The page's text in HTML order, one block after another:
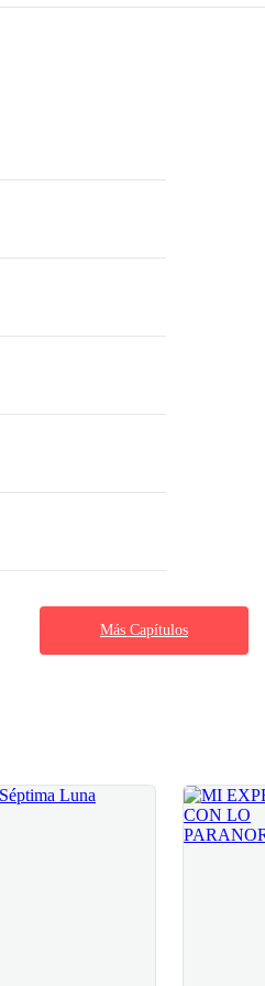
Más Capítulos